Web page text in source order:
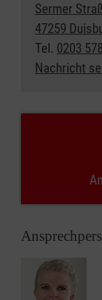
Sermer
47259
Tel. 0203
Nachricht